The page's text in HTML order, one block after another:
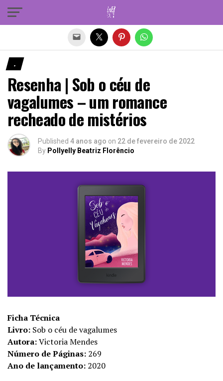
.
Resenha | Sob o céu de
vagalumes – um romance
recheado de mistérios
Published 4 anos ago on 22 de fevereiro de 2022
By Pollyelly Beatriz Florêncio
Ficha Técnica
Livro: Sob o céu de vagalumes
Autora:Victoria Mendes
Número de Páginas: 269
Ano de lançamento: 2020
Sair da versão mobile